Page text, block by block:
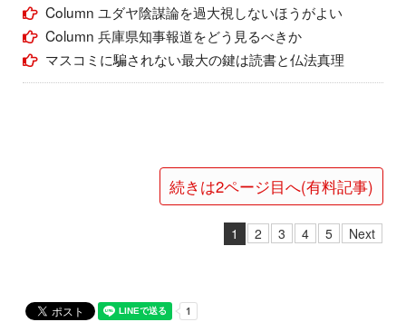
Column ユダヤ陰謀論を過大視しないほうがよい
Column 兵庫県知事報道をどう見るべきか
マスコミに騙されない最大の鍵は読書と仏法真理
続きは2ページ目へ(有料記事)
1 2 3 4 5 Next